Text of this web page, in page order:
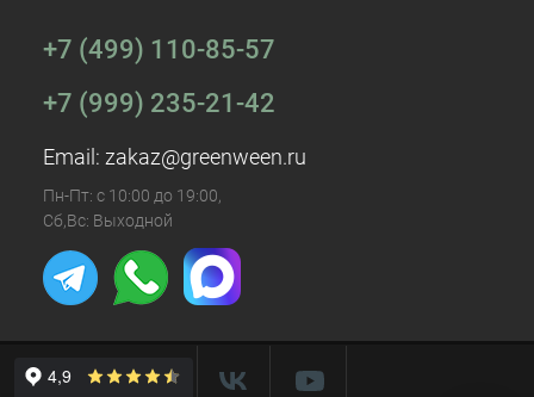
+7 (499) 110-85-57
+7 (999) 235-21-42
Email: zakaz@greenween.ru
Пн-Пт: с 10:00 до 19:00,
Сб,Вс: Выходной